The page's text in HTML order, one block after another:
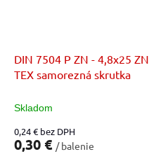
DIN 7504 P ZN - 4,8x25 ZN
TEX samorezná skrutka
Skladom
0,24 € bez DPH
0,30 € / balenie